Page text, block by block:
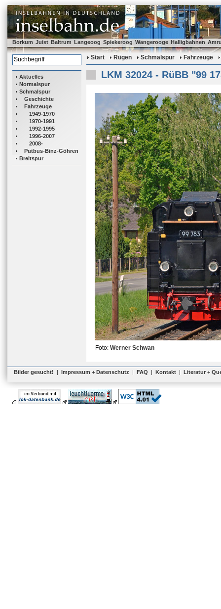
Borkum Juist Baltrum Langeoog Spiekeroog Wangerooge Halligbahnen
Aktuelles
Normalspur
Schmalspur
Geschichte
Fahrzeuge
1949-1970
1970-1991
1992-1995
1996-2007
2008-
Putbus-Binz-Göhren
Breitspur
Start Rügen Schmalspur Fahrzeuge
LKM 32024 - RüBB "99
Foto: Werner Schwan
Bilder gesucht! | Impressum + Datenschutz | FAQ | Kontakt | Literatur +